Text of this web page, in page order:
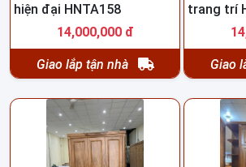
hiện đại HNTA158
14,000,000 đ
Giao lắp tận nhà
trang trí
Giao